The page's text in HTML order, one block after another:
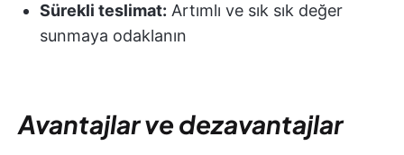
Sürekli teslimat: Artımlı ve sık sık değer
sunmaya odaklanın
Avantajlar ve dezavantajlar